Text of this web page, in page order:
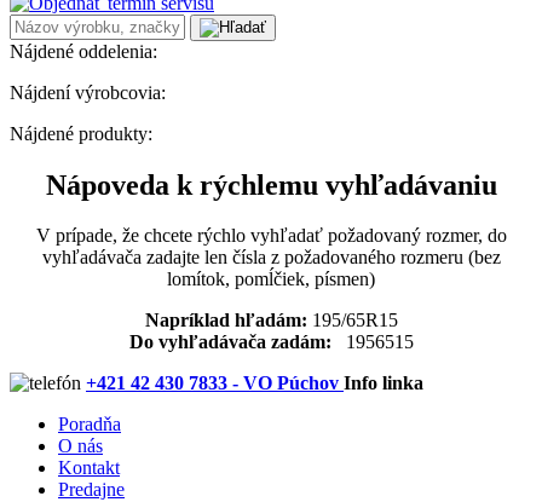
Nájdené oddelenia:
Nájdení výrobcovia:
Nájdené produkty:
Nápoveda k rýchlemu vyhľadávaniu
V prípade, že chcete rýchlo vyhľadať požadovaný rozmer, do
vyhľadávača zadajte len čísla z požadovaného rozmeru (bez
lomítok, pomĺčiek, písmen)
Napríklad hľadám: 195/65R15
Do vyhľadávača zadám: 1956515
+421 42 430 7833 - VO Púchov Info linka
Poradňa
O nás
Kontakt
Predajne